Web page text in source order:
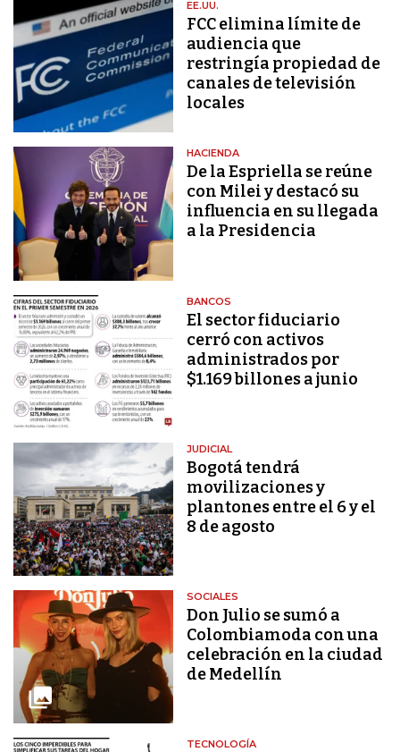
EE.UU.
FCC elimina límite de
audiencia que
restringía propiedad de
canales de televisión
locales
HACIENDA
De la Espriella se reúne
con Milei y destacó su
influencia en su llegada
a la Presidencia
BANCOS
El sector fiduciario
cerró con activos
administrados por
$1.169 billones a junio
JUDICIAL
Bogotá tendrá
movilizaciones y
plantones entre el 6 y el
8 de agosto
SOCIALES
Don Julio se sumó a
Colombiamoda con una
celebración en la ciudad
de Medellín
TECNOLOGÍA